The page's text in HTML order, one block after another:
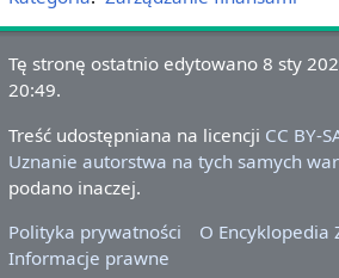
Tę stronę ostatnio edytowano 8 sty
20:49.
Treść udostępniana na licencji CC BY-
Uznanie autorstwa na tych samych
podano inaczej.
Polityka prywatności
O Encyklopedia
Informacje prawne